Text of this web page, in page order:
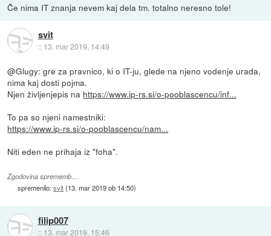
Če nima IT znanja nevem kaj dela tm. totalno neresno tole!
svit
:: 13. mar 2019, 14:49
@Glugy: gre za pravnico, ki o IT-ju, glede na njeno vodenje urada,
nima kaj dosti pojma.
Njen življenjepis na https://www.ip-rs.si/o-pooblascencu/inf...
To pa so njeni namestniki:
https://www.ip-rs.si/o-pooblascencu/nam...
Niti eden ne prihaja iz "foha".
Zgodovina sprememb…
spremenilo:svit(13. mar 2019 ob 14:50)
filip007
:: 13. mar 2019, 15:46